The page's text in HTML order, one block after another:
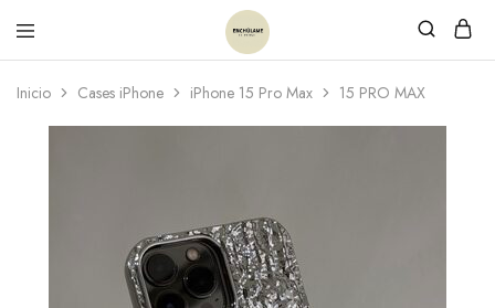
Inicio Cases iPhone iPhone 15 Pro Max 15 PRO MAX